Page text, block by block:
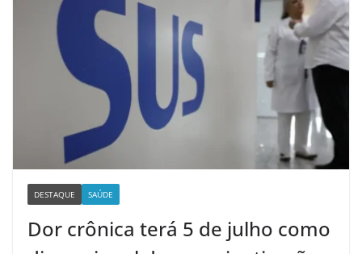
DESTAQUE SAÚDE
Dor crônica terá 5 de julho como